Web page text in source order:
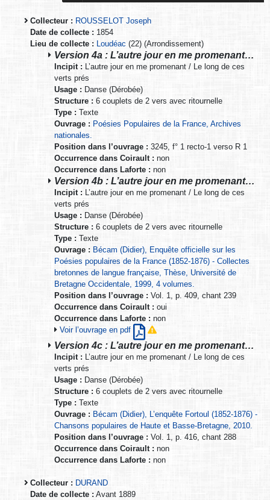
Collecteur : ROUSSELOT Joseph
Date de collecte : 1854
Lieu de collecte : Loudéac (22) (Arrondissement)
Version 4a : L’autre jour en me promenant…
Incipit : L’autre jour en me promenant / Le long de ces
verts prés
Usage : Danse (Dérobée)
Structure : 6 couplets de 2 vers avec ritournelle
Type : Texte
Ouvrage : Poésies Populaires de la France, Archives
nationales.
Position dans l’ouvrage : 3245, f° 1 recto-1 verso R 1
Occurrence dans Coirault : non
Occurrence dans Laforte : non
Version 4b : L’autre jour en me promenant…
Incipit : L’autre jour en me promenant / Le long de ces
verts prés
Usage : Danse (Dérobée)
Structure : 6 couplets de 2 vers avec ritournelle
Type : Texte
Ouvrage : Bécam (Didier), Enquête officielle sur les
Poésies populaires de la France (1852-1876) - Collectes
bretonnes de langue française, Thèse, Université de
Bretagne Occidentale, 1999, 4 volumes.
Position dans l’ouvrage : Vol. 1, p. 409, chant 239
Occurrence dans Coirault : oui
Occurrence dans Laforte : non
Voir l’ouvrage en pdf
Version 4c : L’autre jour en me promenant…
Incipit : L’autre jour en me promenant / Le long de ces
verts prés
Usage : Danse (Dérobée)
Structure : 6 couplets de 2 vers avec ritournelle
Type : Texte
Ouvrage : Bécam (Didier), L’enquête Fortoul (1852-1876) -
Chansons populaires de Haute et Basse-Bretagne, 2010.
Position dans l’ouvrage : Vol. 1, p. 416, chant 288
Occurrence dans Coirault : non
Occurrence dans Laforte : non
Collecteur : DURAND
Date de collecte : Avant 1889